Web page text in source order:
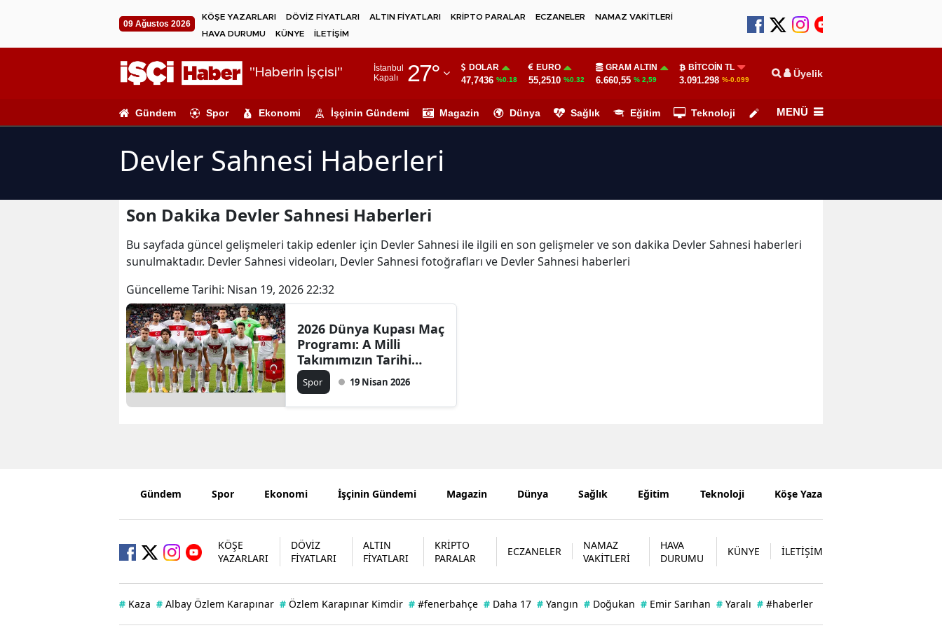
09 Ağustos 2026
KÖŞE YAZARLARI DÖVİZ FİYATLARI ALTIN FİYATLARI KRİPTO PARALAR ECZANELER
NAMAZ VAKİTLERİ
HAVA DURUMU
KÜNYE İLETİŞİM
"Haberin İşçisi"
İstanbul
Kapalı
27°
Adıyaman
Ağrı
Amasya
Antalya
Artvin
Balıkesir
Bilecik
Bingöl
Bitlis
Çanakkale
Çorum
Denizli
DOLAR
47,7436 %0.18
EURO
55,2510 %0.32
GRAM ALTIN
6.660,55 % 2,59
BITCOIN TL
3.091.298 %-0.099 Üyelik
Gündem Spor Ekonomi İşçinin Gündemi Magazin Dünya Sağlık Eğitim Teknoloji Köşe Yazarları
MENÜ
Devler Sahnesi Haberleri
Son Dakika Devler Sahnesi Haberleri
Bu sayfada güncel gelişmeleri takip edenler için Devler Sahnesi ile ilgili en son gelişmeler ve son dakika Devler Sahnesi haberleri
sunulmaktadır. Devler Sahnesi videoları, Devler Sahnesi fotoğrafları ve Devler Sahnesi haberleri
Güncelleme Tarihi: Nisan 19, 2026 22:32
2026 Dünya Kupası Maç
Programı: A Milli
Takımımızın Tarihi
Mücadelesi Ne Zaman
Başlayacak?
Spor 19 Nisan 2026
Gündem Spor Ekonomi İşçinin Gündemi Magazin Dünya Sağlık Eğitim Teknoloji Köşe Yazarları
KÖŞE
YAZARLARI
DÖVİZ
FİYATLARI
ALTIN
FİYATLARI
KRİPTO
PARALAR
ECZANELER
NAMAZ
VAKİTLERİ
HAVA
DURUMU
KÜNYE İLETİŞİM
# Kaza # Albay Özlem Karapınar # Özlem Karapınar Kimdir # #fenerbahçe # Daha 17 # Yangın # Doğukan # Emir Sarıhan # Yaralı # #haberler